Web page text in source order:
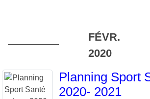
FÉVR.
2020
Planning Sport
2020- 2021